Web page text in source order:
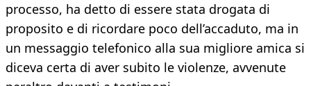
processo, ha detto di essere stata drogata di
proposito e di ricordare poco dell’accaduto, ma in
un messaggio telefonico alla sua migliore amica si
diceva certa di aver subito le violenze, avvenute